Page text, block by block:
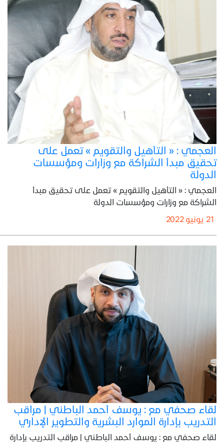
العجمي : « التأهيل والتقويم » تعمل على
تحقيق مبدأ الشراكة مع وزارات ومؤسسات
الدولة
العجمي : « التأهيل والتقويم » تعمل على تحقيق مبدأ
الشراكة مع وزارات ومؤسسات الدولة
لقاء صحفي مع : يوسف أحمد الباطني | مراقب
التدريب بإدارة الموارد البشرية والتطوير الإداري
لقاء صحفي مع : يوسف أحمد الباطني | مراقب التدريب بإدارة